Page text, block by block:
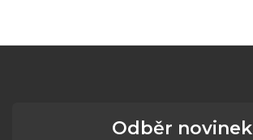
Odběr novinek